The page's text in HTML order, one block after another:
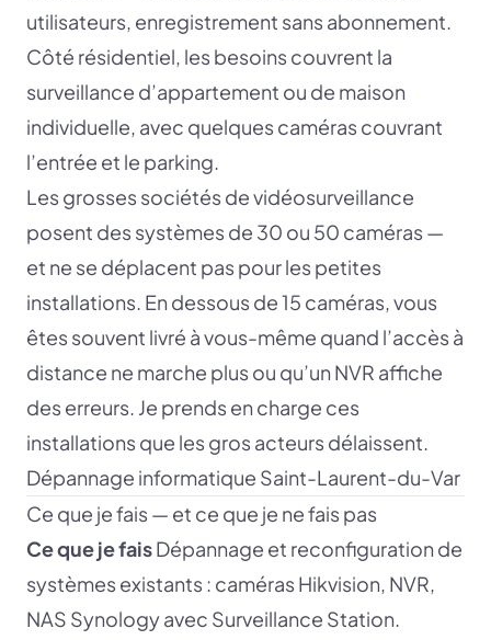
utilisateurs, enregistrement sans abonnement.
Côté résidentiel, les besoins couvrent la
surveillance d’appartement ou de maison
individuelle, avec quelques caméras couvrant
l’entrée et le parking.
Les grosses sociétés de vidéosurveillance
posent des systèmes de 30 ou 50 caméras —
et ne se déplacent pas pour les petites
installations. En dessous de 15 caméras, vous
êtes souvent livré à vous-même quand l’accès à
distance ne marche plus ou qu’un NVR affiche
des erreurs. Je prends en charge ces
installations que les gros acteurs délaissent.
Dépannage informatique Saint-Laurent-du-Var
Ce que je fais — et ce que je ne fais pas
Ce que je faisDépannage et reconfiguration de
systèmes existants : caméras Hikvision, NVR,
NAS Synology avec Surveillance Station.